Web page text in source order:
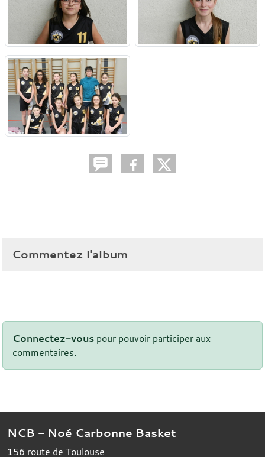
Commentez l'album
Connectez-vous pour pouvoir participer aux
commentaires.
NCB - Noé Carbonne Basket
156 route de Toulouse